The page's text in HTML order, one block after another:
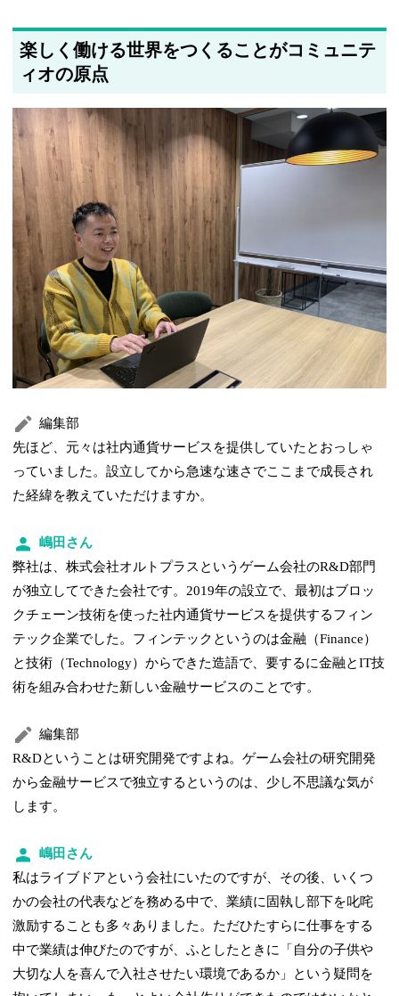
楽しく働ける世界をつくることがコミュニテ
ィオの原点
編集部
先ほど、元々は社内通貨サービスを提供していたとおっしゃ
っていました。設立してから急速な速さでここまで成長され
た経緯を教えていただけますか。
嶋田さん
弊社は、株式会社オルトプラスというゲーム会社のR&D部門
が独立してできた会社です。2019年の設立で、最初はブロッ
クチェーン技術を使った社内通貨サービスを提供するフィン
テック企業でした。フィンテックというのは金融（Finance）
と技術（Technology）からできた造語で、要するに金融とIT技
術を組み合わせた新しい金融サービスのことです。
編集部
R&Dということは研究開発ですよね。ゲーム会社の研究開発
から金融サービスで独立するというのは、少し不思議な気が
します。
嶋田さん
私はライブドアという会社にいたのですが、その後、いくつ
かの会社の代表などを務める中で、業績に固執し部下を叱咤
激励することも多々ありました。ただひたすらに仕事をする
中で業績は伸びたのですが、ふとしたときに「自分の子供や
大切な人を喜んで入社させたい環境であるか」という疑問を